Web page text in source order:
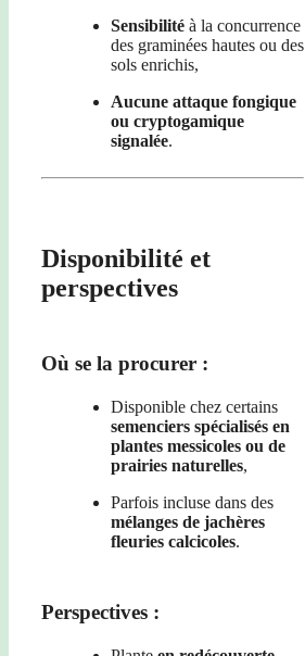
Sensibilité à la concurrence
des graminées hautes ou des
sols enrichis,
Aucune attaque fongique
ou cryptogamique
signalée.
Disponibilité et
perspectives
Où se la procurer :
Disponible chez certains
semenciers spécialisés en
plantes messicoles ou de
prairies naturelles,
Parfois incluse dans des
mélanges de jachères
fleuries calcicoles.
Perspectives :